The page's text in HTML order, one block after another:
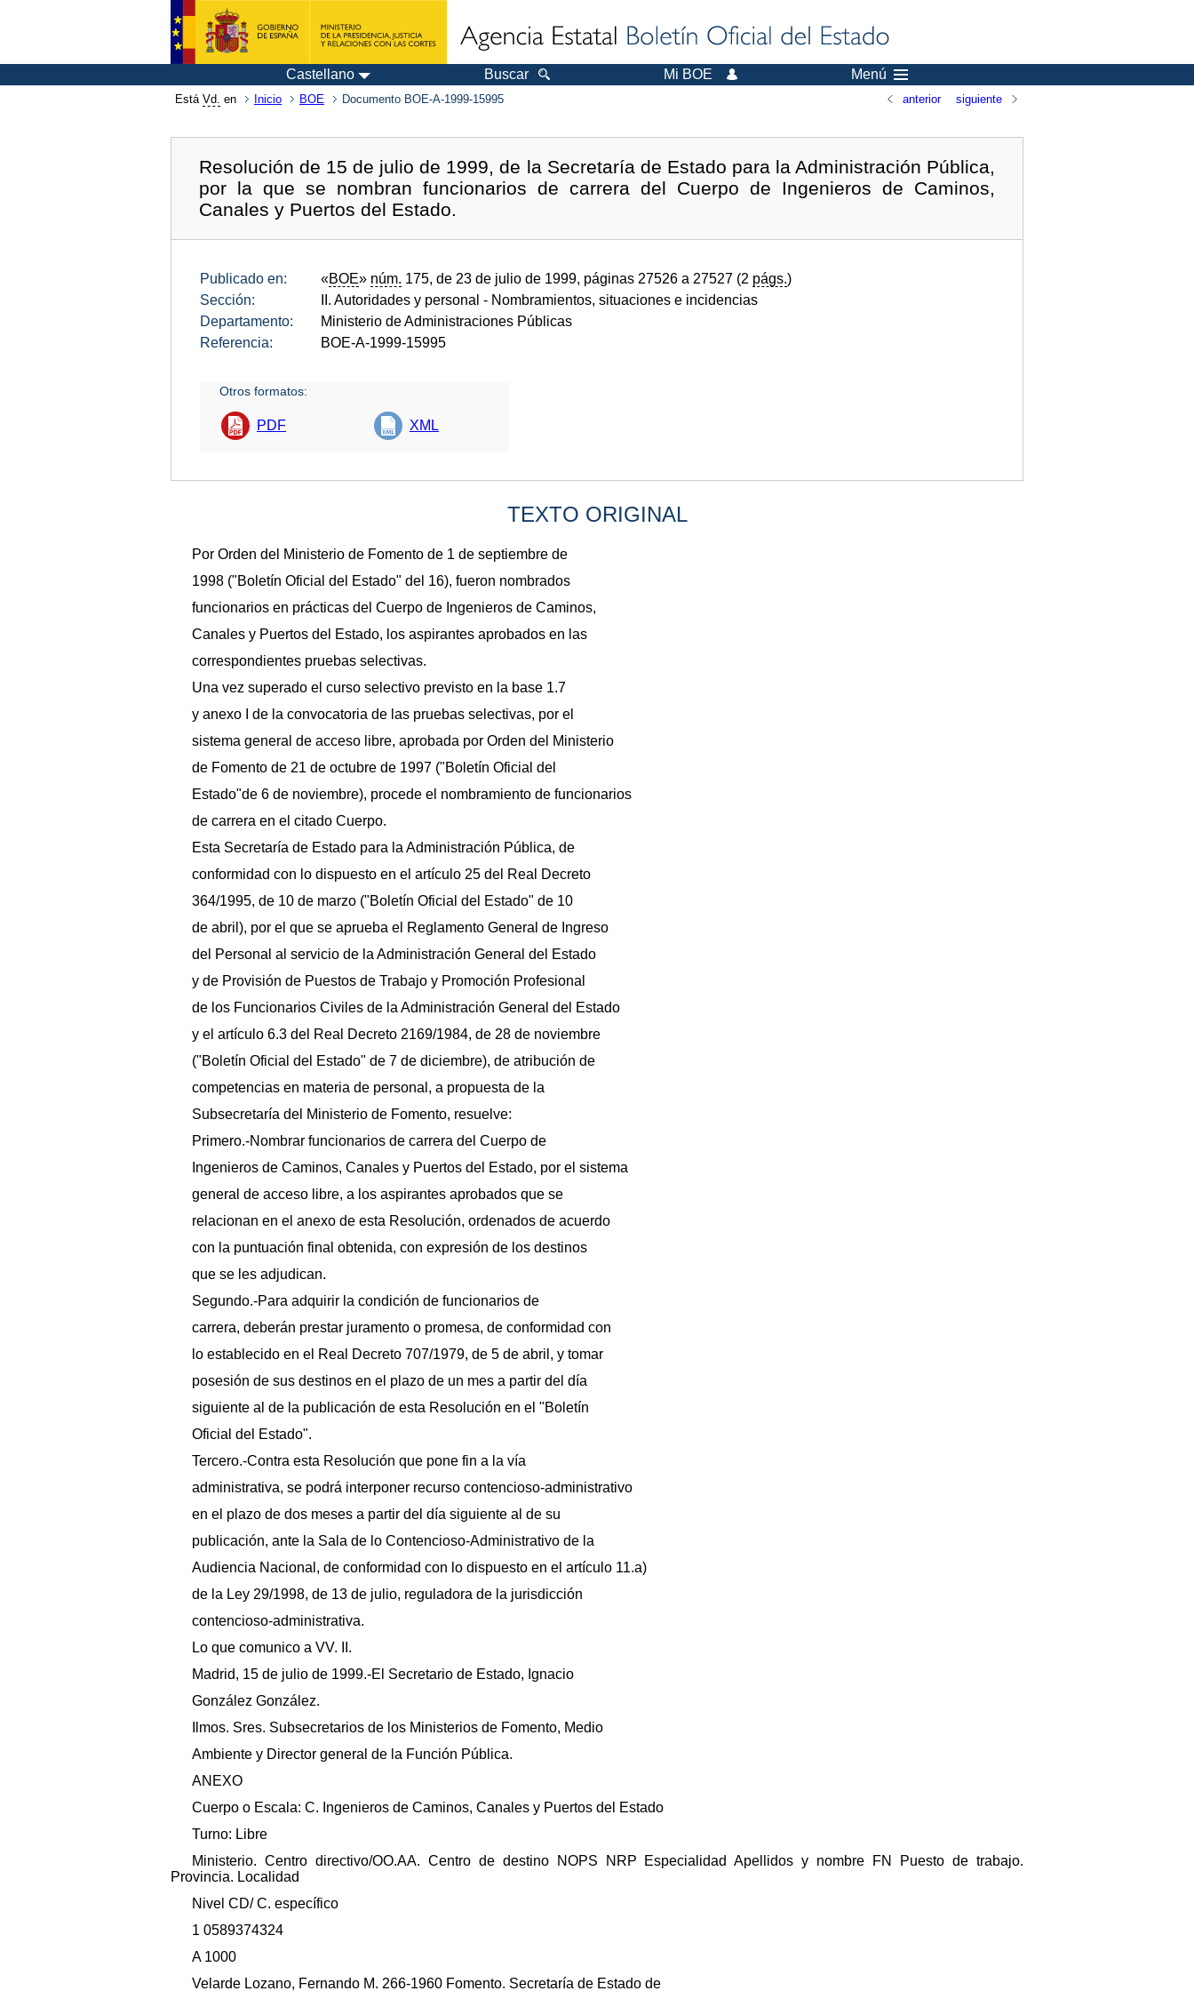
Castellano Buscar Mi BOE Menú
Está Vd. en Inicio BOE Documento BOE-A-1999-15995 anterior siguiente
Resolución de 15 de julio de 1999, de la Secretaría de Estado para la Administración Pública,
por la que se nombran funcionarios de carrera del Cuerpo de Ingenieros de Caminos,
Canales y Puertos del Estado.
Publicado en: «BOE» núm. 175, de 23 de julio de 1999, páginas 27526 a 27527 (2 págs.)
Sección:
II. Autoridades y personal - Nombramientos, situaciones e incidencias
Departamento:
Ministerio de Administraciones Públicas
Referencia:
BOE-A-1999-15995
Otros formatos:
PDF XML
TEXTO ORIGINAL
Por Orden del Ministerio de Fomento de 1 de septiembre de
1998 ("Boletín Oficial del Estado" del 16), fueron nombrados
funcionarios en prácticas del Cuerpo de Ingenieros de Caminos,
Canales y Puertos del Estado, los aspirantes aprobados en las
correspondientes pruebas selectivas.
Una vez superado el curso selectivo previsto en la base 1.7
y anexo I de la convocatoria de las pruebas selectivas, por el
sistema general de acceso libre, aprobada por Orden del Ministerio
de Fomento de 21 de octubre de 1997 ("Boletín Oficial del
Estado"de 6 de noviembre), procede el nombramiento de funcionarios
de carrera en el citado Cuerpo.
Esta Secretaría de Estado para la Administración Pública, de
conformidad con lo dispuesto en el artículo 25 del Real Decreto
364/1995, de 10 de marzo ("Boletín Oficial del Estado" de 10
de abril), por el que se aprueba el Reglamento General de Ingreso
del Personal al servicio de la Administración General del Estado
y de Provisión de Puestos de Trabajo y Promoción Profesional
de los Funcionarios Civiles de la Administración General del Estado
y el artículo 6.3 del Real Decreto 2169/1984, de 28 de noviembre
("Boletín Oficial del Estado" de 7 de diciembre), de atribución de
competencias en materia de personal, a propuesta de la
Subsecretaría del Ministerio de Fomento, resuelve:
Primero.-Nombrar funcionarios de carrera del Cuerpo de
Ingenieros de Caminos, Canales y Puertos del Estado, por el sistema
general de acceso libre, a los aspirantes aprobados que se
relacionan en el anexo de esta Resolución, ordenados de acuerdo
con la puntuación final obtenida, con expresión de los destinos
que se les adjudican.
Segundo.-Para adquirir la condición de funcionarios de
carrera, deberán prestar juramento o promesa, de conformidad con
lo establecido en el Real Decreto 707/1979, de 5 de abril, y tomar
posesión de sus destinos en el plazo de un mes a partir del día
siguiente al de la publicación de esta Resolución en el "Boletín
Oficial del Estado".
Tercero.-Contra esta Resolución que pone fin a la vía
administrativa, se podrá interponer recurso contencioso-administrativo
en el plazo de dos meses a partir del día siguiente al de su
publicación, ante la Sala de lo Contencioso-Administrativo de la
Audiencia Nacional, de conformidad con lo dispuesto en el artículo 11.a)
de la Ley 29/1998, de 13 de julio, reguladora de la jurisdicción
contencioso-administrativa.
Lo que comunico a VV. II.
Madrid, 15 de julio de 1999.-El Secretario de Estado, Ignacio
González González.
Ilmos. Sres. Subsecretarios de los Ministerios de Fomento, Medio
Ambiente y Director general de la Función Pública.
ANEXO
Cuerpo o Escala: C. Ingenieros de Caminos, Canales y Puertos del Estado
Turno: Libre
Ministerio. Centro directivo/OO.AA. Centro de destino NOPS NRP Especialidad Apellidos y nombre FN Puesto de trabajo.
Provincia. Localidad
Nivel CD/ C. específico
1 0589374324
A 1000
Velarde Lozano, Fernando M. 266-1960 Fomento. Secretaría de Estado de